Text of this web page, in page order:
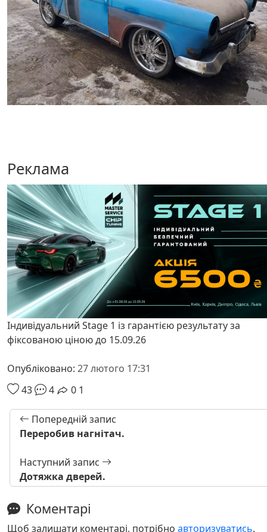
Реклама
Індивідуальний Stage 1 із гарантією результату за
фіксованою ціною до 15.09.26
Опубліковано: 27 лютого 17:31
43
4 0 1
Попередній запис
Переробив нагнітач.
Наступний запис
Дотяжка дверей.
Коментарі
Щоб залишати коментарі, потрібно авторизуватись.